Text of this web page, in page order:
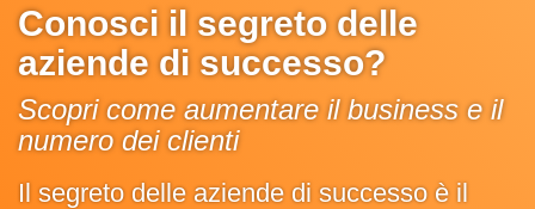
Conosci il segreto delle
aziende di successo?
Scopri come aumentare il business e il
numero dei clienti
Il segreto delle aziende di successo è il